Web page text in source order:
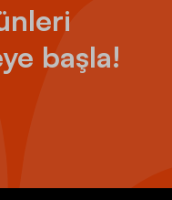
başla!